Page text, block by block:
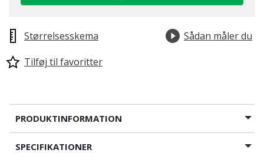
Størrelsesskema
Sådan måler du
Tilføj til favoritter
PRODUKTINFORMATION
SPECIFIKATIONER